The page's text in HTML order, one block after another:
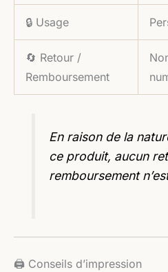
🔒 Usage
🔄 Retour /
Remboursement
En raison de la
ce produit, aucun
remboursement
🖨️ Conseils d’impression